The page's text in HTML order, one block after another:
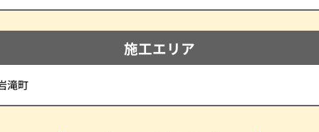
施工エリア
滝町